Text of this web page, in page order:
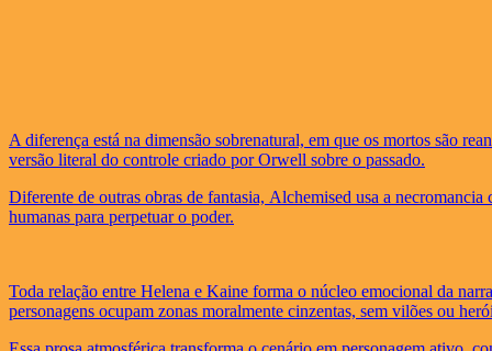
A diferença está na dimensão sobrenatural, em que os mortos são
versão literal do controle criado por Orwell sobre o passado.
​Diferente de outras obras de fantasia, Alchemised usa a
humanas para perpetuar o poder.
Toda relação entre Helena e Kaine forma o núcleo emocional da
personagens ocupam zonas moralmente cinzentas, sem vilões ou